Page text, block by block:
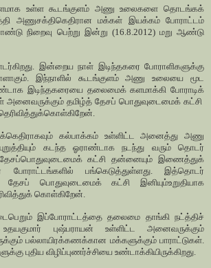
உள்ள கூடங்குளம் அணு உலைகளை தொடங்கக்
அணுசக்திகெதிரான மக்கள் இயக்கம் போராட்டம்
நிறைவு பெற்று இன்று (16.8.2012) மறு ஆண்டு
இன்றைய நாள் இடிந்தகரை போராளிகளுக்கு
இந்நாளில் கூடங்குளம் அணு உலையை மூட
இடிந்தகரையை தலைமைக் களமாக்கி போராடிக்
அனைவருக்கும் தமிழ்த் தேசப் பொதுவுடைமைக் கட்சி
கல்பாக்கம் உள்ளிட்ட அனைத்து அணு
கடந்த ஓராண்டாக நடந்து வரும் தொடர்
கட்சி தன்னையும் இணைத்துக்
பங்கெடுத்துள்ளது. இத்தொடர்
பொதுவுடைமைக் கட்சி இனியும்உறுதியாக
கொள்கிறேன்.
இப்போராட்டத்தை தலைமை தாங்கி நட்த்திச்
புஷ்பராயன் உள்ளிட்ட அனைவருக்கும்
பல்லாயிரக்கணக்கான மக்களுக்கும் பாராட்டுகள்.
புதிய விழிப்புணர்ச்சியை உண்டாக்கியிருக்கிறது.